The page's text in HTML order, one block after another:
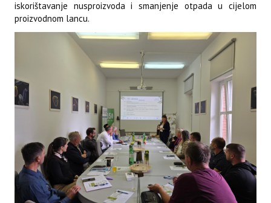
iskorištavanje nusproizvoda i smanjenje otpada u cijelom
proizvodnom lancu.